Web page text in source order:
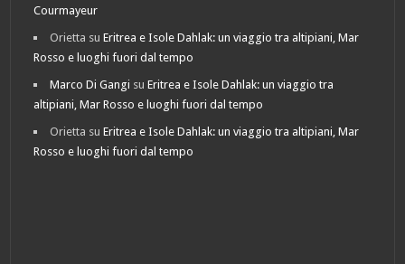
Courmayeur
Orietta suEritrea e Isole Dahlak: un viaggio tra altipiani, Mar
Rosso e luoghi fuori dal tempo
Marco Di Gangi suEritrea e Isole Dahlak: un viaggio tra
altipiani, Mar Rosso e luoghi fuori dal tempo
Orietta suEritrea e Isole Dahlak: un viaggio tra altipiani, Mar
Rosso e luoghi fuori dal tempo